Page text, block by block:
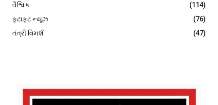
વૈશ્વિક
(114)
ફટાફટ ન્યૂઝ
(76)
તંત્રી વિમર્શ
(47)